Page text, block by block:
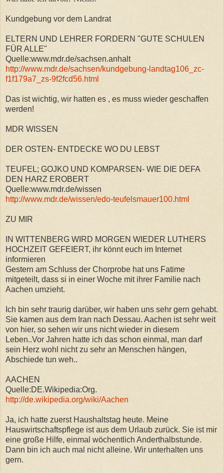
Kundgebung vor dem Landrat
ELTERN UND LEHRER FORDERN "GUTE SCHULEN
FÜR ALLE"
Quelle:www.mdr.de/sachsen.anhalt
http://www.mdr.de/sachsen/kundgebung-landtag106_zc-
f1f179a7_zs-9f2fcd56.html
Das ist wichtig, wir hatten es , es muss wieder geschaffen
werden!
MDR WISSEN
DER OSTEN- ENTDECKE WO DU LEBST
TEUFEL; GOJKO UND KOMPARSEN- WIE DIE DEFA
DEN HARZ EROBERT
Quelle:www.mdr.de/wissen
http://www.mdr.de/wissen/edo-teufelsmauer100.html
ZU MIR
IN WITTENBERG WIRD MORGEN WIEDER LUTHERS
HOCHZEIT GEFEIERT, ihr könnt euch im Internet
informieren
Gestern am Schluss der Chorprobe hat uns Fatime
mitgeteilt, dass si in einer Woche mit ihrer Familie nach
Aachen umzieht.
Ich bin sehr traurig darüber, wir haben uns sehr gern gehabt.
Sie kamen aus dem Iran nach Dessau. Aachen ist sehr weit
von hier, so sehen wir uns nicht wieder in diesem
Leben..Vor Jahren hatte ich das schon einmal, man darf
sein Herz wohl nicht zu sehr an Menschen hängen,
Abschiede tun weh..
AACHEN
Quelle:DE.Wikipedia:Org.
http://de.wikipedia.org/wiki/Aachen
Ja, ich hatte zuerst Haushaltstag heute. Meine
Hauswirtschaftspflege ist aus dem Urlaub zurück. Sie ist mir
eine große Hilfe, einmal wöchentlich Anderthalbstunde.
Dann bin ich auch mal nicht alleine. Wir unterhalten uns
gern.